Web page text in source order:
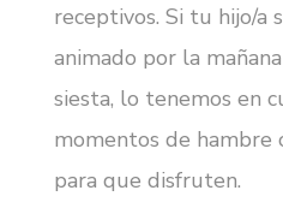
receptivos. Si tu hijo/a
animado por la
siesta, lo tenemos en
momentos de hambre
para que disfruten.